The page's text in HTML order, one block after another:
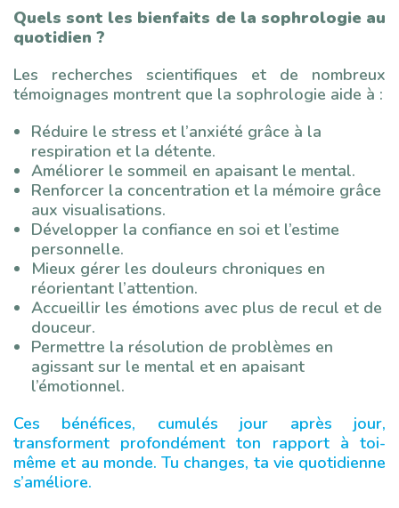
Quels sont les bienfaits de la sophrologie au
quotidien ?
Les recherches scientifiques et de nombreux
témoignages montrent que la sophrologie aide à :
Réduire le stress et l’anxiété grâce à la
respiration et la détente.
Améliorer le sommeil en apaisant le mental.
Renforcer la concentration et la mémoire grâce
aux visualisations.
Développer la confiance en soi et l’estime
personnelle.
Mieux gérer les douleurs chroniques en
réorientant l’attention.
Accueillir les émotions avec plus de recul et de
douceur.
Permettre la résolution de problèmes en
agissant sur le mental et en apaisant
l’émotionnel.
Ces bénéfices, cumulés jour après jour,
transforment profondément ton rapport à toi-
même et au monde. Tu changes, ta vie quotidienne
s’améliore.